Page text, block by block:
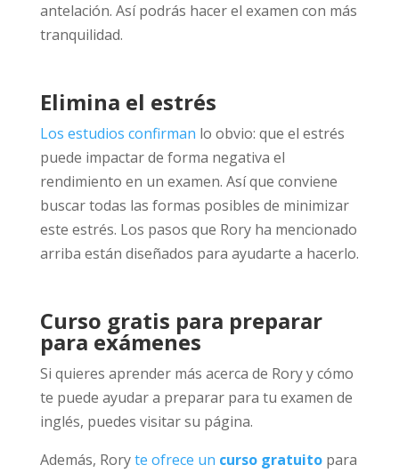
antelación. Así podrás hacer el examen con más
tranquilidad.
Elimina el estrés
Los estudios confirman lo obvio: que el estrés
puede impactar de forma negativa el
rendimiento en un examen. Así que conviene
buscar todas las formas posibles de minimizar
este estrés. Los pasos que Rory ha mencionado
arriba están diseñados para ayudarte a hacerlo.
Curso gratis para preparar
para exámenes
Si quieres aprender más acerca de Rory y cómo
te puede ayudar a preparar para tu examen de
inglés, puedes visitar su página.
Además, Roryte ofrece un curso gratuitopara